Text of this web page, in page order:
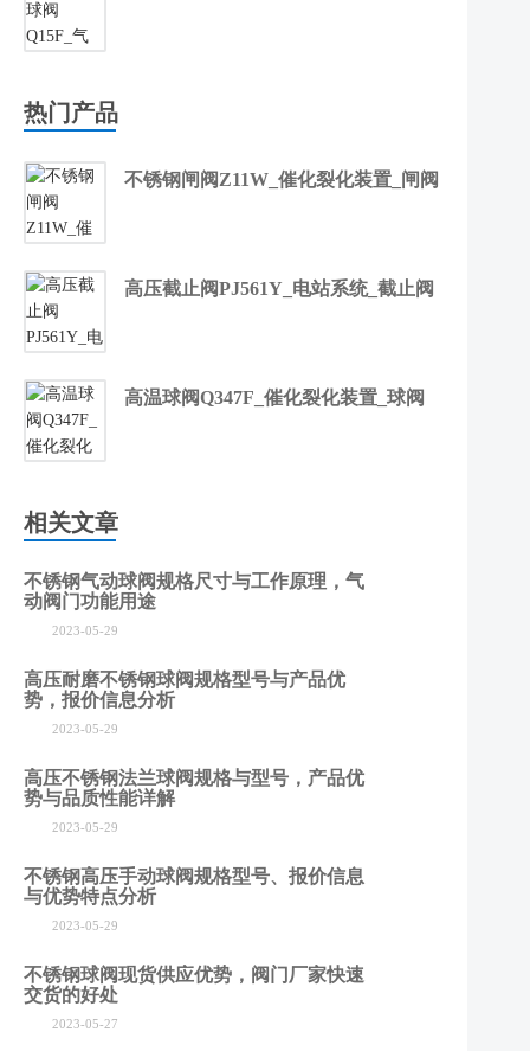
热门产品
不锈钢闸阀Z11W_催化裂化装置_闸阀
高压截止阀PJ561Y_电站系统_截止阀
高温球阀Q347F_催化裂化装置_球阀
相关文章
不锈钢气动球阀规格尺寸与工作原理，气
动阀门功能用途
2023-05-29
高压耐磨不锈钢球阀规格型号与产品优
势，报价信息分析
2023-05-29
高压不锈钢法兰球阀规格与型号，产品优
势与品质性能详解
2023-05-29
不锈钢高压手动球阀规格型号、报价信息
与优势特点分析
2023-05-29
不锈钢球阀现货供应优势，阀门厂家快速
交货的好处
2023-05-27